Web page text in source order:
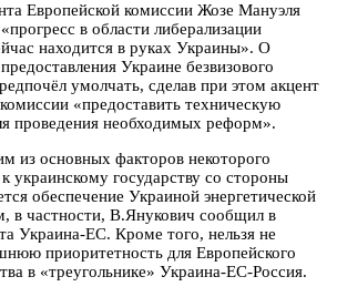
Европейской комиссии Жозе Мануэля
в области либерализации
находится в руках Украины». О
Украине безвизового
умолчать, сделав при этом акцент
«предоставить техническую
проведения необходимых реформ».
из основных факторов некоторого
украинскому государству со стороны
обеспечение Украиной энергетической
в частности, В.Янукович сообщил в
Украина-ЕС. Кроме того, нельзя не
приоритетность для Европейского
в «треугольнике» Украина-ЕС-Россия.